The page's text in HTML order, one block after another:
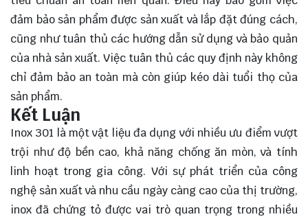
đảm bảo sản phẩm được sản xuất và lắp đặt đúng cách,
cũng như tuân thủ các hướng dẫn sử dụng và bảo quản
của nhà sản xuất. Việc tuân thủ các quy định này không
chỉ đảm bảo an toàn mà còn giúp kéo dài tuổi thọ của
sản phẩm.
Kết Luận
Inox 301 là một vật liệu đa dụng với nhiều ưu điểm vượt
trội như độ bền cao, khả năng chống ăn mòn, và tính
linh hoạt trong gia công. Với sự phát triển của công
nghệ sản xuất và nhu cầu ngày càng cao của thị trường,
inox đã chứng tỏ được vai trò quan trọng trong nhiều